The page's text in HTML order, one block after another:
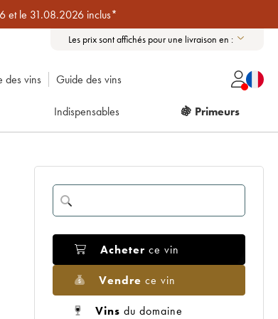
et le 31.08.2026 inclus*
Les prix sont affichés pour une livraison en :
des vins Guide des vins
Indispensables 🍇 Primeurs
Acheter ce vin
Vendre ce vin
Vins du domaine